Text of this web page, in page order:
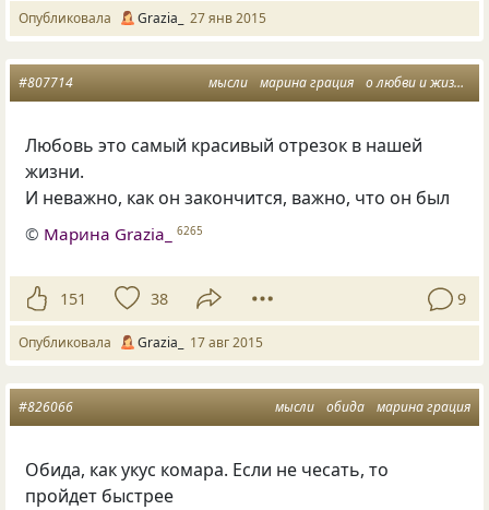
Опубликовала Grazia_ 27 янв 2015
мысли марина грация о любви и жизни
#807714
Любовь это самый красивый отрезок в нашей
жизни.
И неважно, как он закончится, важно, что он был
© Марина Grazia_ 6265
151 38 9
Опубликовала Grazia_ 17 авг 2015
мысли обида марина грация
#826066
Обида, как укус комара. Если не чесать, то
пройдет быстрее